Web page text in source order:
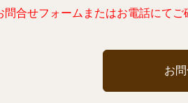
合せフォームまたはお電話にてご
お